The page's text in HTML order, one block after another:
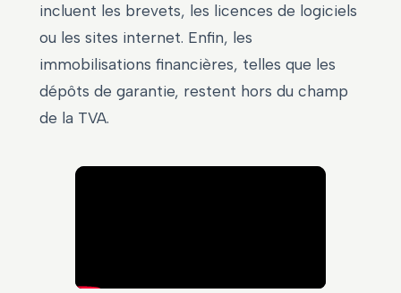
incluent les brevets, les licences de logiciels
ou les sites internet. Enfin, les
immobilisations financières, telles que les
dépôts de garantie, restent hors du champ
de la TVA.